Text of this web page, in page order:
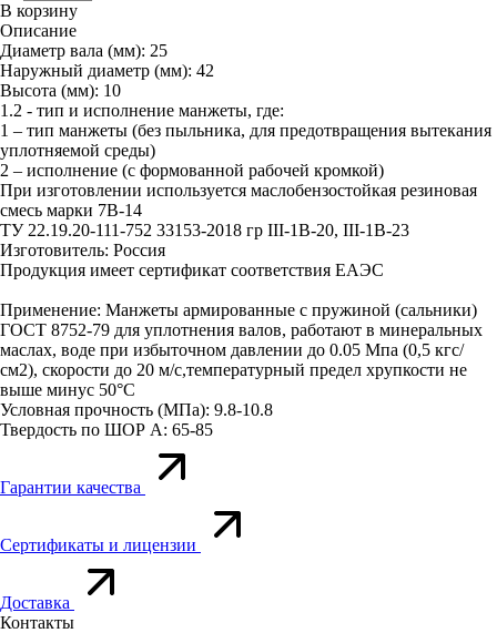
В корзину
Описание
Диаметр вала (мм): 25
Наружный диаметр (мм): 42
Высота (мм): 10
1.2 - тип и исполнение манжеты, где:
1 – тип манжеты (без пыльника, для предотвращения вытекания
уплотняемой среды)
2 – исполнение (с формованной рабочей кромкой)
При изготовлении используется маслобензостойкая резиновая
смесь марки 7В-14
ТУ 22.19.20-111-752 33153-2018 гр III-1В-20, III-1В-23
Изготовитель: Россия
Продукция имеет сертификат соответствия ЕАЭС
Применение: Манжеты армированные с пружиной (сальники)
ГОСТ 8752-79 для уплотнения валов, работают в минеральных
маслах, воде при избыточном давлении до 0.05 Мпа (0,5 кгс/
см2), скорости до 20 м/с,температурный предел хрупкости не
выше минус 50°С
Условная прочность (МПа): 9.8-10.8
Твердость по ШОР А: 65-85
Гарантии качества
Сертификаты и лицензии
Доставка
Контакты